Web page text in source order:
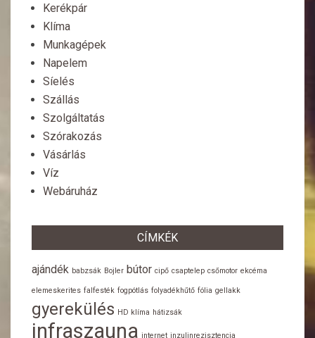
Kerékpár
Klíma
Munkagépek
Napelem
Síelés
Szállás
Szolgáltatás
Szórakozás
Vásárlás
Víz
Webáruház
CÍMKÉK
ajándék babzsák Bojler bútor cipő csaptelep csőmotor ekcéma
elemeskerites falfesték fogpótlás folyadékhűtő fólia gellakk
gyerekülés HD klíma hátizsák
infraszauna internet inzulinrezisztencia